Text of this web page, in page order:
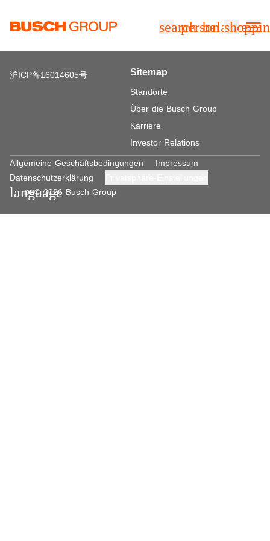
searchpersonbalance
沪ICP备16014605号 Sitemap
Standorte
Über die Busch Group
Karriere
Investor Relations
Allgemeine Geschäftsbedingungen
Impressum
Datenschutzerklärung
DE
language
© 2026 Busch Group